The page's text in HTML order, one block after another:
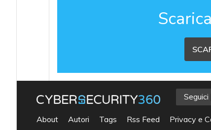
Seguici
About Autori Tags Rss Feed Privacy e